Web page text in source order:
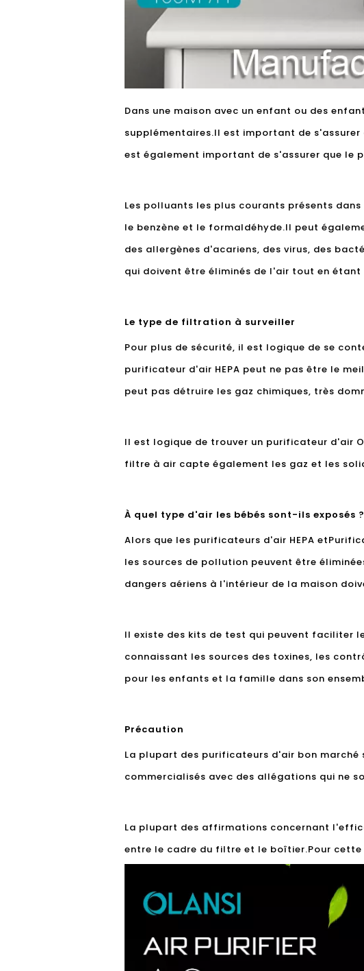
Dans une maison avec un enfant ou des
supplémentaires.Il est important de
est également important de s'assurer que le
Les polluants les plus courants présents
le benzène et le formaldéhyde.Il peut
des allergènes d'acariens, des virus, des
qui doivent être éliminés de l'air tout en
Le type de filtration à surveiller
Pour plus de sécurité, il est logique de se
purificateur d'air HEPA peut ne pas être le
peut pas détruire les gaz chimiques, très
Il est logique de trouver un purificateur d'air
filtre à air capte également les gaz et les
À quel type d'air les bébés sont-ils exposés ?
Alors que les purificateurs d'air HEPA et
les sources de pollution peuvent être
dangers aériens à l'intérieur de la maison
Il existe des kits de test qui peuvent faciliter
connaissant les sources des toxines, les
pour les enfants et la famille dans son
Précaution
La plupart des purificateurs d'air bon marché
commercialisés avec des allégations qui ne
La plupart des affirmations concernant
entre le cadre du filtre et le boîtier.Pour